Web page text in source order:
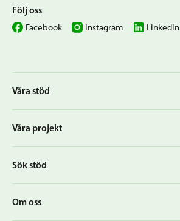
Våra stöd
Våra projekt
Sök stöd
Om oss
Följ oss
Facebook Instagram LinkedIn